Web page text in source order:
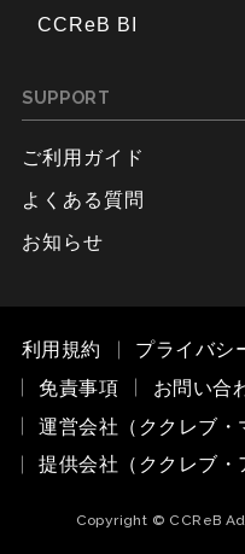
CCReB BI
SUPPORT
ご利用ガイド
よくある質問
お知らせ
利用規約
プライバシ
免責事項
お問い合
運営会社（ククレブ・
提供会社（ククレブ・
Copyright © CCReB